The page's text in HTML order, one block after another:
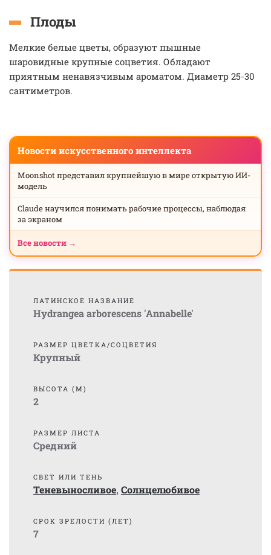
Плоды
Мелкие белые цветы, образуют пышные
шаровидные крупные соцветия. Обладают
приятным ненавязчивым ароматом. Диаметр 25-30
сантиметров.
Новости искусственного интеллекта
Moonshot представил крупнейшую в мире открытую ИИ-
модель
Claude научился понимать рабочие процессы, наблюдая
за экраном
Все новости →
ЛАТИНСКОЕ НАЗВАНИЕ
Hydrangea arborescens 'Annabelle'
РАЗМЕР ЦВЕТКА/СОЦВЕТИЯ
Крупный
ВЫСОТА (М)
2
РАЗМЕР ЛИСТА
Средний
СВЕТ ИЛИ ТЕНЬ
Теневыносливое, Солнцелюбивое
СРОК ЗРЕЛОСТИ (ЛЕТ)
7